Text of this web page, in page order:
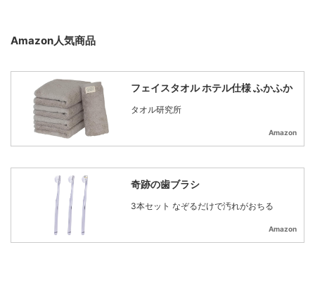
Amazon人気商品
フェイスタオル ホテル仕様 ふかふか
タオル研究所
Amazon
奇跡の歯ブラシ
3本セット なぞるだけで汚れがおちる
Amazon